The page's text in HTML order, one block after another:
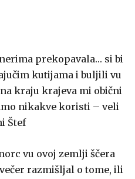
prekopavala… si bi
kutijama i buljili vu
kraju krajeva mi obični
nikakve koristi – veli
Štef
vu ovoj zemlji ščera
razmišljal o tome, ili